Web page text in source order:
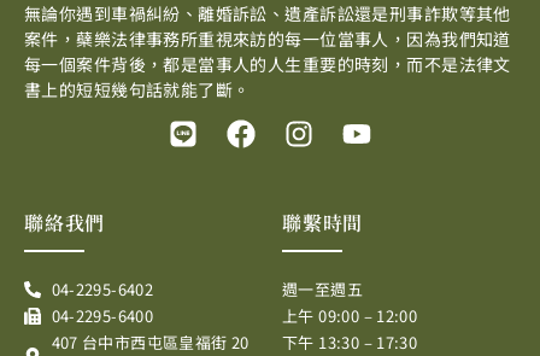
無論你遇到車禍糾紛、離婚訴訟、遺產訴訟還是刑事詐欺等其他
案件，蘗樂法律事務所重視來訪的每一位當事人，因為我們知道
每一個案件背後，都是當事人的人生重要的時刻，而不是法律文
書上的短短幾句話就能了斷。
L
F
k
I
t
a
r
a
Y
t
b
e
聯繫時間
週一至週五
上午 09:00 – 12:00
下午 13:30 – 17:30
聯絡我們
04-2295-6402
04-2295-6400
407 台中市西屯區皇福街 20